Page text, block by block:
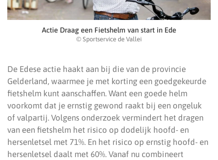
Actie Draag een Fietshelm van start in Ede
© Sportservice de Vallei
De Edese actie haakt aan bij die van de provincie
Gelderland, waarmee je met korting een goedgekeurde
fietshelm kunt aanschaffen. Want een goede helm
voorkomt dat je ernstig gewond raakt bij een ongeluk
of valpartij. Volgens onderzoek vermindert het dragen
van een fietshelm het risico op dodelijk hoofd- en
hersenletsel met 71%. En het risico op ernstig hoofd- en
hersenletsel daalt met 60%. Vanaf nu combineert